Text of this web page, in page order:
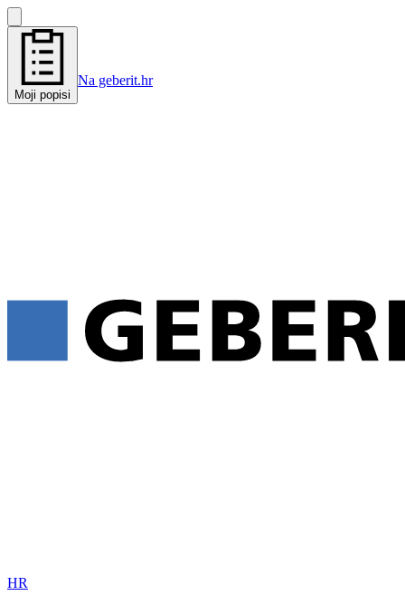
Moji popisi
Na geberit.hr
HR